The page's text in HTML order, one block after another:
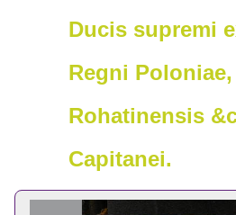
Ducis supremi
Regni
Rohatinensis
Capitanei.